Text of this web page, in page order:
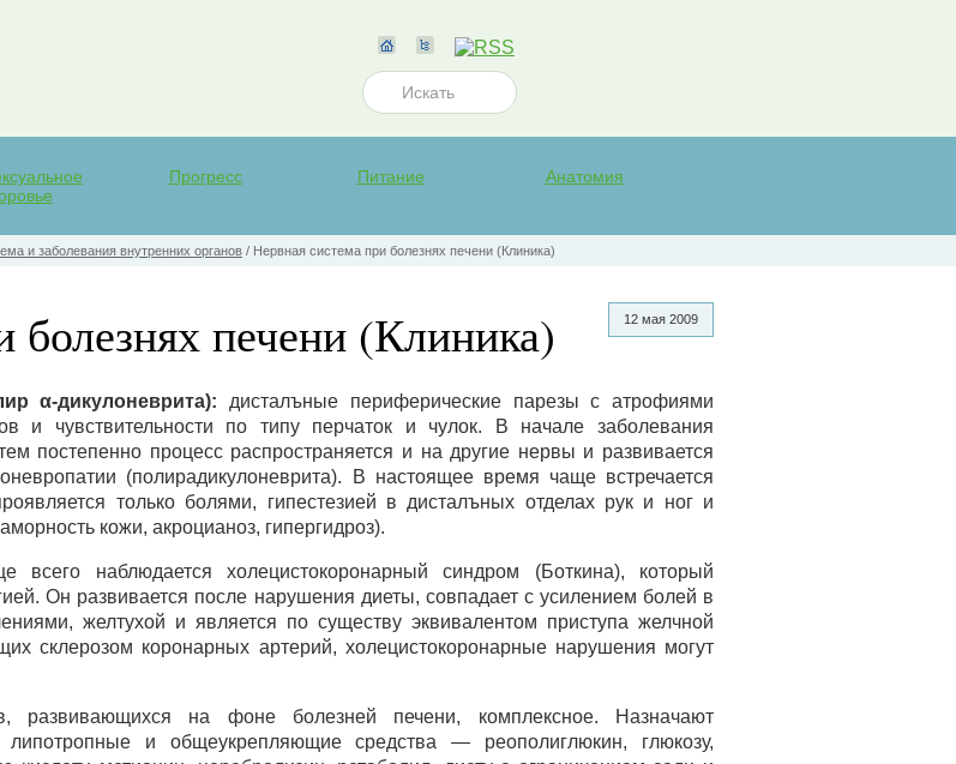
Прогресс Питание Анатомия
и заболевания внутренних органов / Нервная система при болезнях печени (Клиника)
12 мая 2009
болезнях печени (Клиника)
α-дикулоневрита): дисталъные периферические парезы с атрофиями
и чувствительности по типу перчаток и чулок. В начале заболевания
постепенно процесс распространяется и на другие нервы и развивается
(полирадикулоневрита). В настоящее время чаще встречается
только болями, гипестезией в дисталъных отделах рук и ног и
кожи, акроцианоз, гипергидроз).
всего наблюдается холецистокоронарный синдром (Боткина), который
Он развивается после нарушения диеты, совпадает с усилением болей в
желтухой и является по существу эквивалентом приступа желчной
склерозом коронарных артерий, холецистокоронарные нарушения могут
развивающихся на фоне болезней печени, комплексное. Назначают
липотропные и общеукрепляющие средства — реополиглюкин, глюкозу,